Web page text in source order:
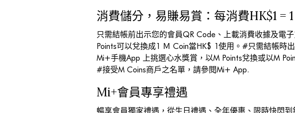
消費儲分，易賺易賞：每消費HK$1 =
只需結帳前出示您的會員QR Code、上載消費收據及電
Points可以兌換成1 Ｍ Coin當HK$ 1使用。#只需結帳時
Mi+手機App 上挑選心水獎賞，以M Points兌換或以M
#接受M Coins商戶之名單，請參閱Mi+ App.
Mi+會員專享禮遇
暢享會員獨家禮遇 ，從生日禮遇、全年優惠、限時快閃